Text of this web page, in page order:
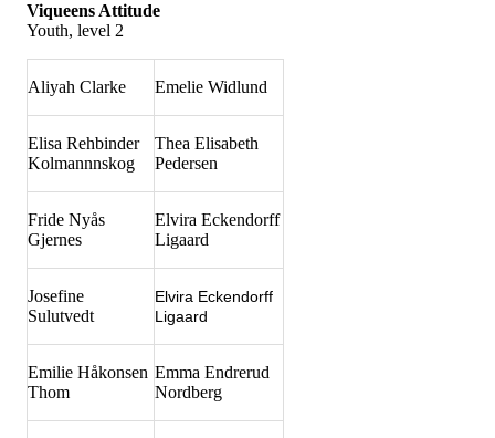
Viqueens Attitude
Youth, level 2
Aliyah Clarke Emelie Widlund
Elisa Rehbinder
Kolmannnskog
Thea Elisabeth
Pedersen
Fride Nyås
Gjernes
Elvira Eckendorff
Ligaard
Josefine
Sulutvedt
Elvira Eckendorff
Ligaard
Emilie Håkonsen
Thom
Emma Endrerud
Nordberg